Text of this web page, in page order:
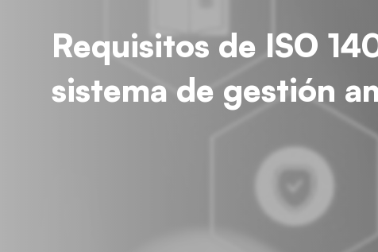
Requisitos de ISO
sistema de gestión